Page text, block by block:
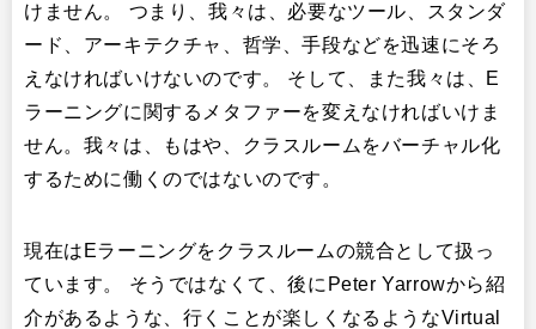
けません。 つまり、我々は、必要なツール、スタンダ
ード、アーキテクチャ、哲学、手段などを迅速にそろ
えなければいけないのです。 そして、また我々は、E
ラーニングに関するメタファーを変えなければいけま
せん。我々は、もはや、クラスルームをバーチャル化
するために働くのではないのです。
現在はEラーニングをクラスルームの競合として扱っ
ています。 そうではなくて、後にPeter Yarrowから紹
介があるような、行くことが楽しくなるようなVirtual